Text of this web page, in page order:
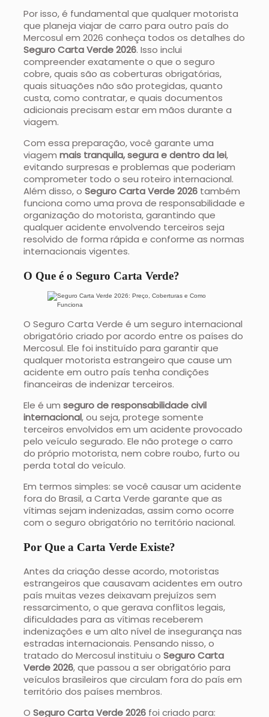
Por isso, é fundamental que qualquer motorista
que planeja viajar de carro para outro país do
Mercosul em 2026 conheça todos os detalhes do
Seguro Carta Verde 2026. Isso inclui
compreender exatamente o que o seguro
cobre, quais são as coberturas obrigatórias,
quais situações não são protegidas, quanto
custa, como contratar, e quais documentos
adicionais precisam estar em mãos durante a
viagem.
Com essa preparação, você garante uma
viagemmais tranquila, segura e dentro da lei,
evitando surpresas e problemas que poderiam
comprometer todo o seu roteiro internacional.
Além disso, oSeguro Carta Verde 2026 também
funciona como uma prova de responsabilidade e
organização do motorista, garantindo que
qualquer acidente envolvendo terceiros seja
resolvido de forma rápida e conforme as normas
internacionais vigentes.
O Que é o Seguro Carta Verde?
O Seguro Carta Verde é um seguro internacional
obrigatório criado por acordo entre os países do
Mercosul. Ele foi instituído para garantir que
qualquer motorista estrangeiro que cause um
acidente em outro país tenha condições
financeiras de indenizar terceiros.
Ele é umseguro de responsabilidade civil
internacional, ou seja, protege somente
terceiros envolvidos em um acidente provocado
pelo veículo segurado. Ele não protege o carro
do próprio motorista, nem cobre roubo, furto ou
perda total do veículo.
Em termos simples: se você causar um acidente
fora do Brasil, a Carta Verde garante que as
vítimas sejam indenizadas, assim como ocorre
com o seguro obrigatório no território nacional.
Por Que a Carta Verde Existe?
Antes da criação desse acordo, motoristas
estrangeiros que causavam acidentes em outro
país muitas vezes deixavam prejuízos sem
ressarcimento, o que gerava conflitos legais,
dificuldades para as vítimas receberem
indenizações e um alto nível de insegurança nas
estradas internacionais. Pensando nisso, o
tratado do Mercosul instituiu oSeguro Carta
Verde 2026, que passou a ser obrigatório para
veículos brasileiros que circulam fora do país em
território dos países membros.
OSeguro Carta Verde 2026 foi criado para: